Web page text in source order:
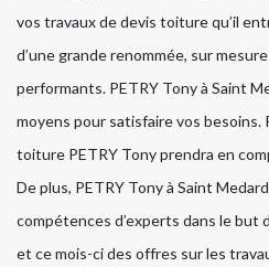
vos travaux de devis toiture qu’il
d’une grande renommée, sur
performants. PETRY Tony à Saint
moyens pour satisfaire vos besoins.
toiture PETRY Tony prendra en
De plus, PETRY Tony à Saint
compétences d’experts dans le but
et ce mois-ci des offres sur les